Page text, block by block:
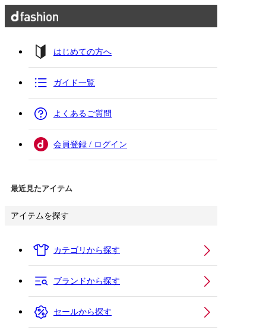
はじめての方へ
ガイド一覧
よくあるご質問
会員登録 / ログイン
最近見たアイテム
アイテムを探す
カテゴリから探す
ブランドから探す
セールから探す